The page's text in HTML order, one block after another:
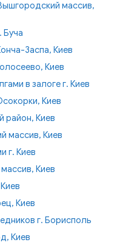
массив,
Буча
Заспа, Киев
Киев
в залоге г. Киев
Киев
район, Киев
массив, Киев
г. Киев
Киев
Киев
г. Борисполь
Киев